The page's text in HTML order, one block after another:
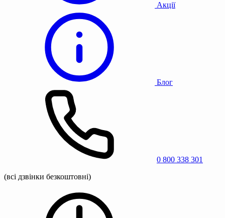
Акції
Блог
0 800 338 301
(всі дзвінки безкоштовні)